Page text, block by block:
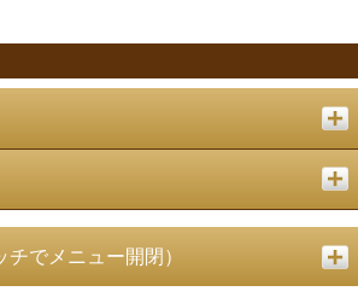
チでメニュー開閉）